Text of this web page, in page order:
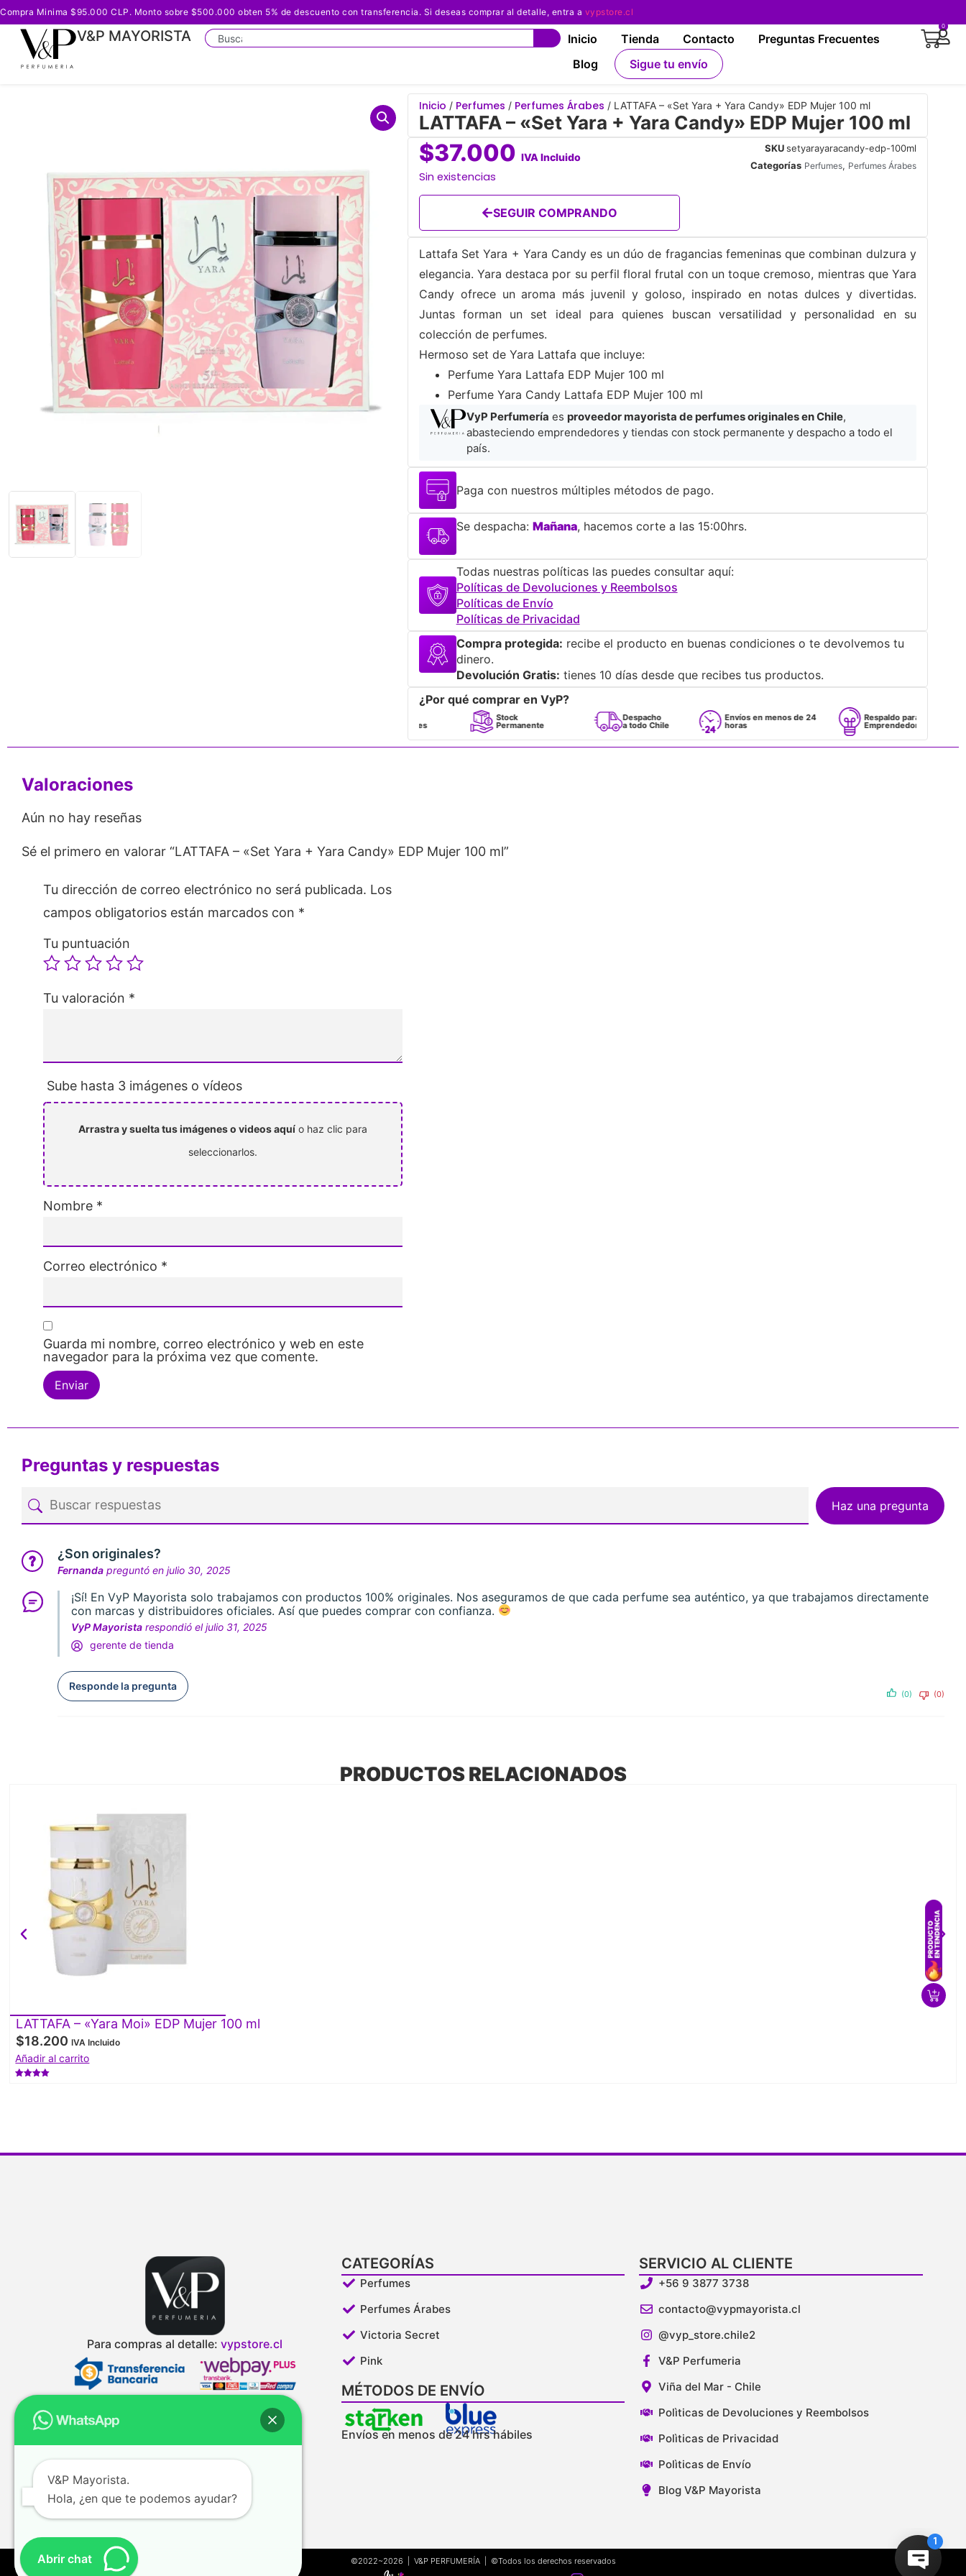
Compra Minima $95.000 CLP. Monto sobre $500.000 obten 5% de descuento con transferencia. Si deseas comprar al detalle, entra a vypstore.cl
V&P MAYORISTA Inicio Tienda Contacto
Preguntas Frecuentes
Blog
Sigue tu envío
0
Inicio / Perfumes / Perfumes Árabes / LATTAFA – «Set Yara + Yara Candy» EDP Mujer 100 ml
LATTAFA – «Set Yara + Yara Candy» EDP Mujer 100 ml
$37.000 IVA Incluido
Sin existencias
SEGUIR COMPRANDO
SKUsetyarayaracandy-edp-100ml
Categorías Perfumes, Perfumes Árabes
Lattafa Set Yara + Yara Candy es un dúo de fragancias femeninas que combinan dulzura y
elegancia. Yara destaca por su perfil floral frutal con un toque cremoso, mientras que Yara
Candy ofrece un aroma más juvenil y goloso, inspirado en notas dulces y divertidas.
Juntas forman un set ideal para quienes buscan versatilidad y personalidad en su
colección de perfumes.
Hermoso set de Yara Lattafa que incluye:
​Perfume Yara Lattafa EDP Mujer 100 ml
Perfume Yara Candy Lattafa EDP Mujer 100 ml
VyP Perfumería es proveedor mayorista de perfumes originales en Chile,
abasteciendo emprendedores y tiendas con stock permanente y despacho a todo el
país.
Paga con nuestros múltiples métodos de pago.
Se despacha: Mañana, hacemos corte a las 15:00hrs.
Todas nuestras políticas las puedes consultar aquí:
Políticas de Devoluciones y Reembolsos
Políticas de Envío
Políticas de Privacidad
Compra protegida: recibe el producto en buenas condiciones o te devolvemos tu
dinero.
Devolución Gratis: tienes 10 días desde que recibes tus productos.
¿Por qué comprar en VyP?
Stock
Permanente
Despacho
a todo Chile
Envíos en menos de 24
horas
Respaldo para
Emprendedores
Valoraciones
Aún no hay reseñas
Sé el primero en valorar “LATTAFA – «Set Yara + Yara Candy» EDP Mujer 100 ml”
Tu dirección de correo electrónico no será publicada. Los
campos obligatorios están marcados con *
Tu puntuación
Tu valoración *
Sube hasta 3 imágenes o vídeos
Arrastra y suelta tus imágenes o videos aquí o haz clic para
seleccionarlos.
Nombre *
Correo electrónico *
Guarda mi nombre, correo electrónico y web en este
navegador para la próxima vez que comente.
Preguntas y respuestas
Haz una pregunta
¿Son originales?
Fernanda preguntó en julio 30, 2025
¡Sí! En VyP Mayorista solo trabajamos con productos 100% originales. Nos aseguramos de que cada perfume sea auténtico, ya que trabajamos directamente
con marcas y distribuidores oficiales. Así que puedes comprar con confianza.
VyP Mayorista respondió el julio 31, 2025
gerente de tienda
Responde la pregunta
(0) (0)
PRODUCTOS RELACIONADOS
LATTAFA – «Yara Moi» EDP Mujer 100 ml
$18.200 IVA Incluido
Añadir al carrito
Para compras al detalle:vypstore.cl
CATEGORÍAS
Perfumes
Perfumes Árabes
Victoria Secret
Pink
MÉTODOS DE ENVÍO
Envíos en menos de 24 hrs hábiles
SERVICIO AL CLIENTE
+56 9 3877 3738
contacto@vypmayorista.cl
@vyp_store.chile2
V&P Perfumeria
Viña del Mar - Chile
Polìticas de Devoluciones y Reembolsos
Polìticas de Privacidad
Polìticas de Envío
Blog V&P Mayorista
©2022~2026 | V&P PERFUMERÍA | ©Todos los derechos reservados
V&P Mayorista.
Hola, ¿en que te podemos ayudar?
Abrir chat